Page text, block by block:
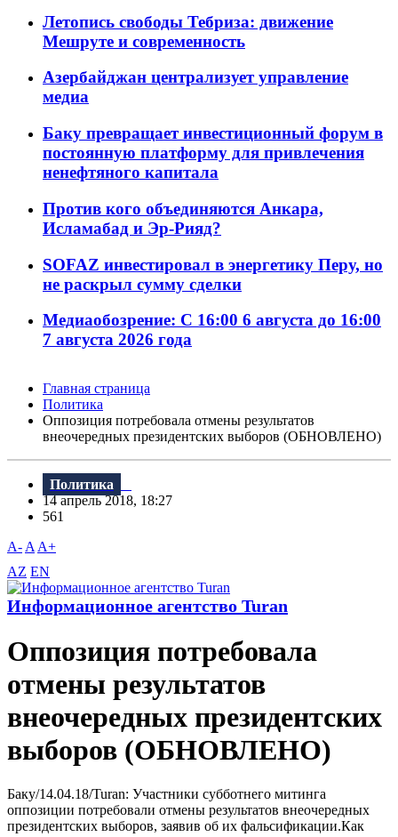
Летопись свободы Тебриза: движение
Мешруте и современность
Азербайджан централизует управление
медиа
Баку превращает инвестиционный форум в
постоянную платформу для привлечения
ненефтяного капитала
Против кого объединяются Анкара,
Исламабад и Эр-Рияд?
SOFAZ инвестировал в энергетику Перу, но
не раскрыл сумму сделки
Медиаобозрение: С 16:00 6 августа до 16:00
7 августа 2026 года
Главная страница
Политика
Оппозиция потребовала отмены результатов
внеочередных президентских выборов (ОБНОВЛЕНО)
Политика
14 апрель 2018, 18:27
561
A- A A+
AZ EN
Информационное агентство Turan
Оппозиция потребовала
отмены результатов
внеочередных президентских
выборов (ОБНОВЛЕНО)
Баку/14.04.18/Turan: Участники субботнего митинга
оппозиции потребовали отмены результатов внеочередных
президентских выборов, заявив об их фальсификации.Как